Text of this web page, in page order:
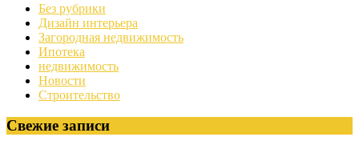
Без рубрики
Дизайн интерьера
Загородная недвижимость
Ипотека
недвижимость
Новости
Строительство
Свежие записи